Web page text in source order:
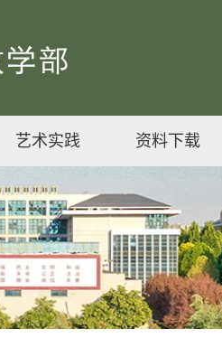
艺术实践 资料下载